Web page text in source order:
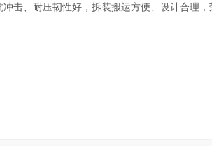
击、耐压韧性好，拆装搬运方便、设计合理